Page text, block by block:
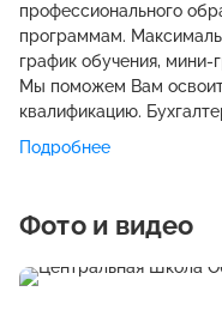
профессионального
программам.
график обучения, мини-
Мы поможем Вам
квалификацию.
менеджмент,
компьютерная
дизайн интерьера и
маникюр, педикюр,
многое другое.
Подробнее
Фото и видео